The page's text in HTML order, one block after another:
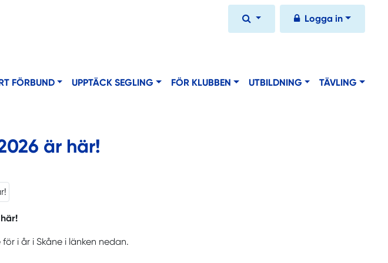
Logga in
FÖRBUND UPPTÄCK SEGLING FÖR KLUBBEN UTBILDNING TÄVLING
är här!
i år i Skåne i länken nedan.